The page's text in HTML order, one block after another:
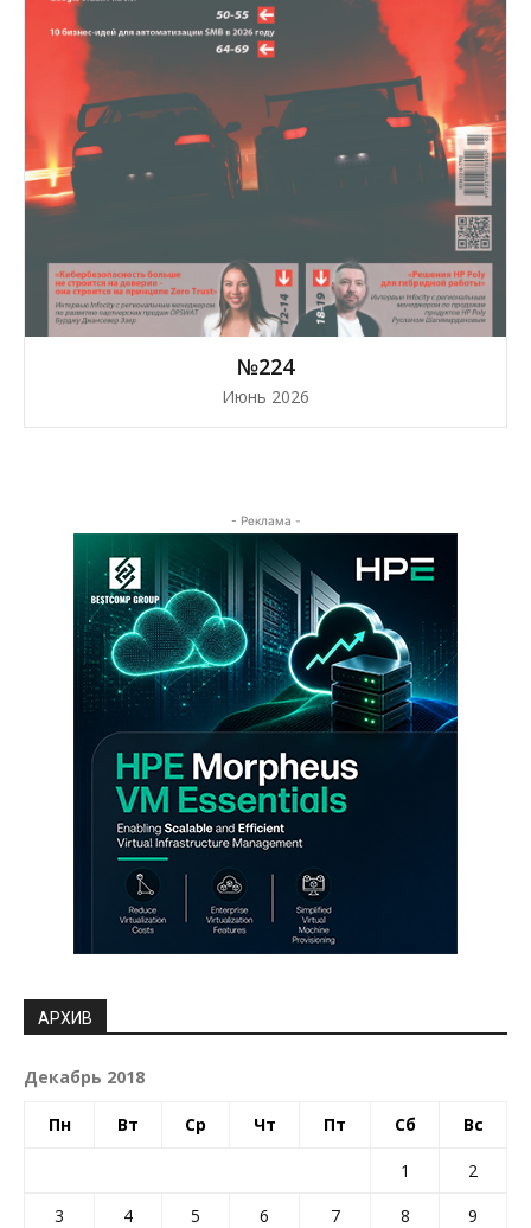
№224
Июнь 2026
- Реклама -
АРХИВ
Декабрь 2018
Пн Вт Ср Чт Пт Сб Вс
1
2
3
4 5 6 7 8
9